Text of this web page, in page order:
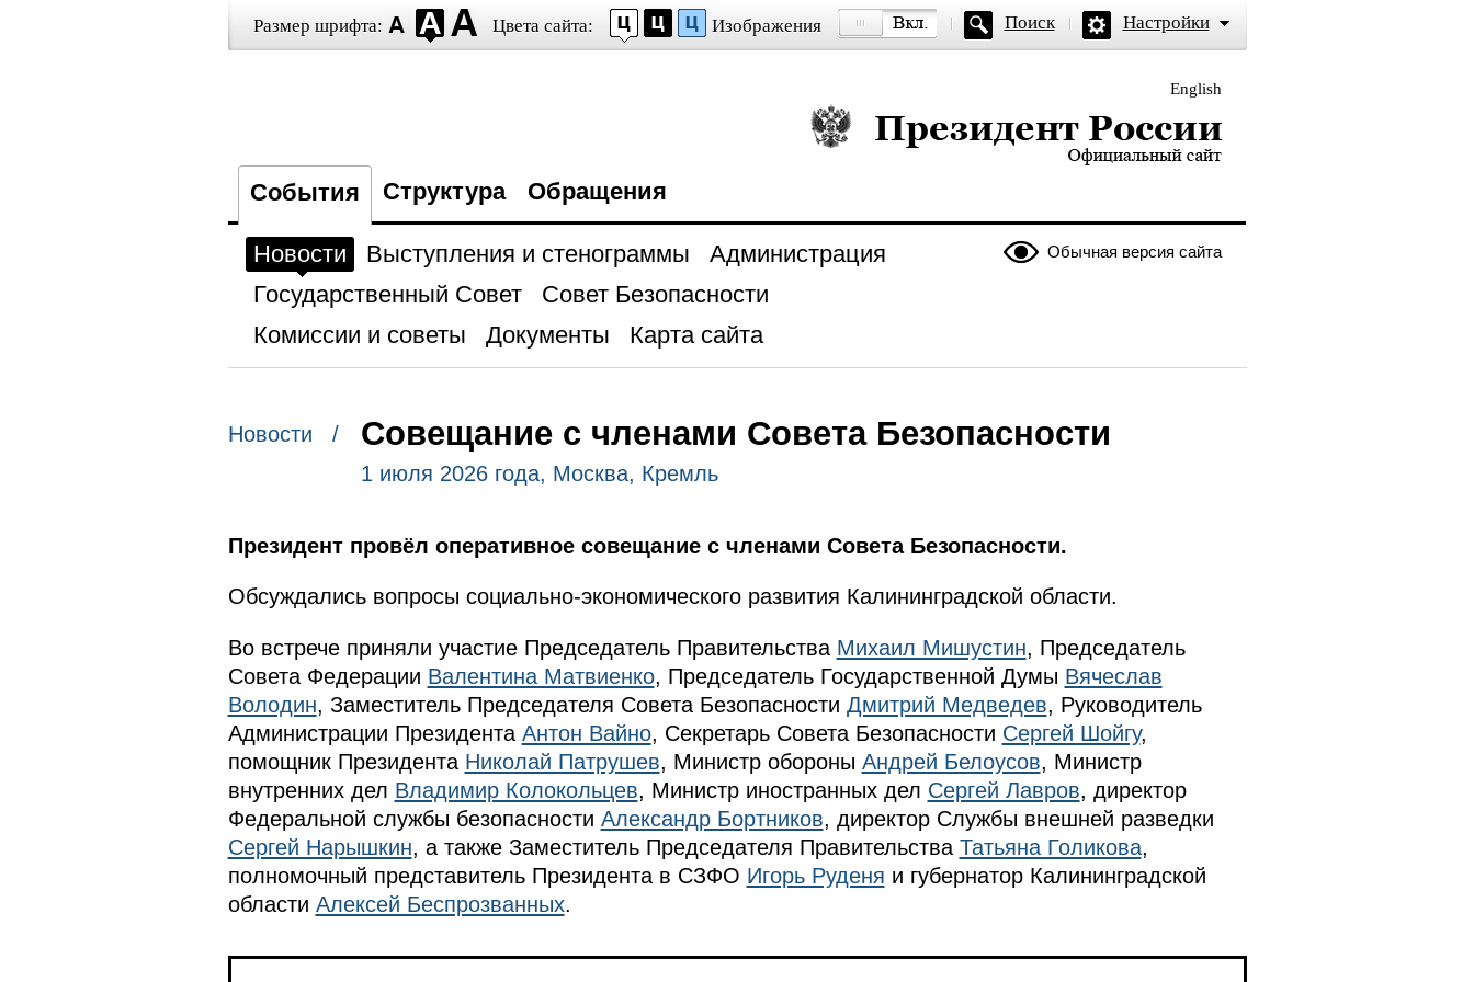
Размер шрифта: Цвета сайта: Изображения Поиск Настройки
English
Президент России — официальный сайт
События Структура Обращения
Обычная версия сайта
Новости Выступления и стенограммы
Администрация
Государственный Совет
Совет Безопасности
Комиссии и советы
Документы Карта сайта
Новости / Совещание с членами Совета Безопасности
1 июля 2026 года, Москва, Кремль
Президент провёл оперативное совещание с членами Совета Безопасности.
Обсуждались вопросы социально-экономического развития Калининградской области.
Во встрече приняли участие Председатель Правительства Михаил Мишустин, Председатель
Совета Федерации Валентина Матвиенко, Председатель Государственной Думы Вячеслав
Володин, Заместитель Председателя Совета Безопасности Дмитрий Медведев, Руководитель
Администрации Президента Антон Вайно, Секретарь Совета Безопасности Сергей Шойгу,
помощник Президента Николай Патрушев, Министр обороны Андрей Белоусов, Министр
внутренних дел Владимир Колокольцев, Министр иностранных дел Сергей Лавров, директор
Федеральной службы безопасности Александр Бортников, директор Службы внешней разведки
Сергей Нарышкин, а также Заместитель Председателя Правительства Татьяна Голикова,
полномочный представитель Президента в СЗФО Игорь Руденя и губернатор Калининградской
области Алексей Беспрозванных.